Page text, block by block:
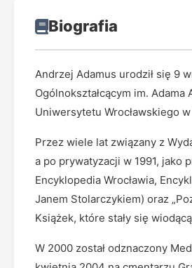
Biografia
Andrzej Adamus urodził się 9
Ogólnokształcącym im.
Uniwersytetu Wrocławskiego w
Przez wiele lat związany z
a po prywatyzacji w 1991, jako
Encyklopedia Wrocławia,
Janem Stolarczykiem) oraz
Książek, które stały się
W 2000 został odznaczony